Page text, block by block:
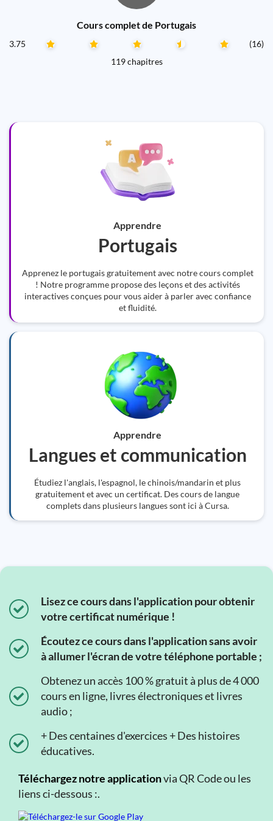
Cours complet de Portugais
3.75
(16)
119 chapitres
Apprendre
Portugais
Apprenez le portugais gratuitement avec notre cours complet
! Notre programme propose des leçons et des activités
interactives conçues pour vous aider à parler avec confiance
et fluidité.
Apprendre
Langues et communication
Étudiez l'anglais, l'espagnol, le chinois/mandarin et plus
gratuitement et avec un certificat. Des cours de langue
complets dans plusieurs langues sont ici à Cursa.
Lisez ce cours dans l'application pour obtenir
votre certificat numérique !
Écoutez ce cours dans l'application sans avoir
à allumer l'écran de votre téléphone portable ;
Obtenez un accès 100 % gratuit à plus de 4 000
cours en ligne, livres électroniques et livres
audio ;
+ Des centaines d'exercices + Des histoires
éducatives.
Téléchargez notre applicationvia QR Code ou les
liens ci-dessous :.